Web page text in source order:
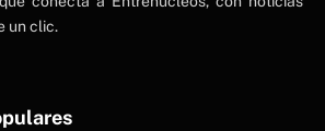
un clic.